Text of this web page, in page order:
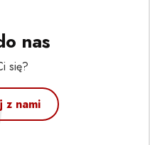
nas
się?
z nami